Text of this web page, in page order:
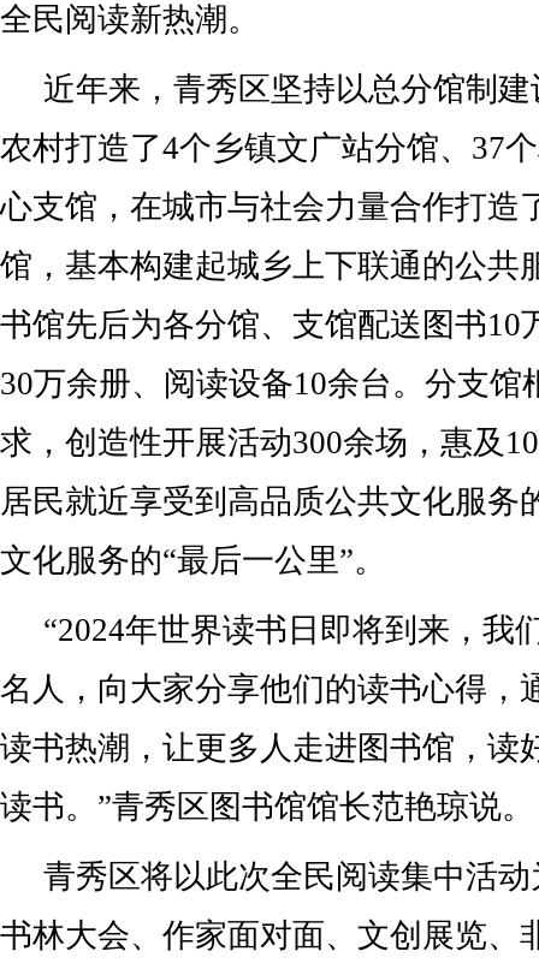
全民阅读新热潮。
近年来，青秀区坚持以总分馆制
农村打造了4个乡镇文广站分馆、37
心支馆，在城市与社会力量合作打造
馆，基本构建起城乡上下联通的公共
书馆先后为各分馆、支馆配送图书10
30万余册、阅读设备10余台。分支馆
求，创造性开展活动300余场，惠及
居民就近享受到高品质公共文化服务
文化服务的“最后一公里”。
“2024年世界读书日即将到来，我
名人，向大家分享他们的读书心得，
读书热潮，让更多人走进图书馆，读
读书。”青秀区图书馆馆长范艳琼说。
青秀区将以此次全民阅读集中活
书林大会、作家面对面、文创展览、